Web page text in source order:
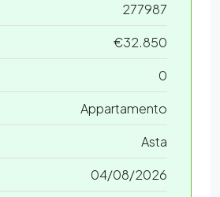
277987
€32.850
0
Appartamento
Asta
04/08/2026